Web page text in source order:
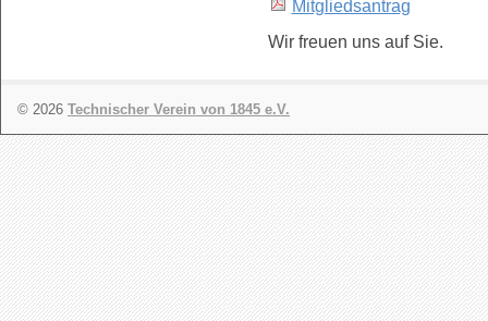
Mitgliedsantrag
Wir freuen uns auf Sie.
© 2026 Technischer Verein von 1845 e.V.